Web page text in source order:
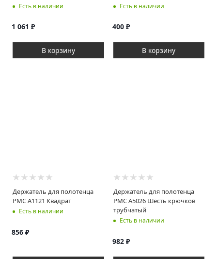
Есть в наличии
1 061 ₽
В корзину
Есть в наличии
400₽
В корзину
Держатель для полотенца
РМС A1121 Квадрат
Есть в наличии
856 ₽
Держатель для полотенца
РМС A5026 Шесть крючков
трубчатый
Есть в наличии
982₽